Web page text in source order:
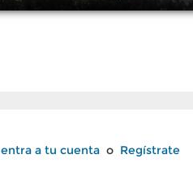
entra a tu cuenta o Regístrate